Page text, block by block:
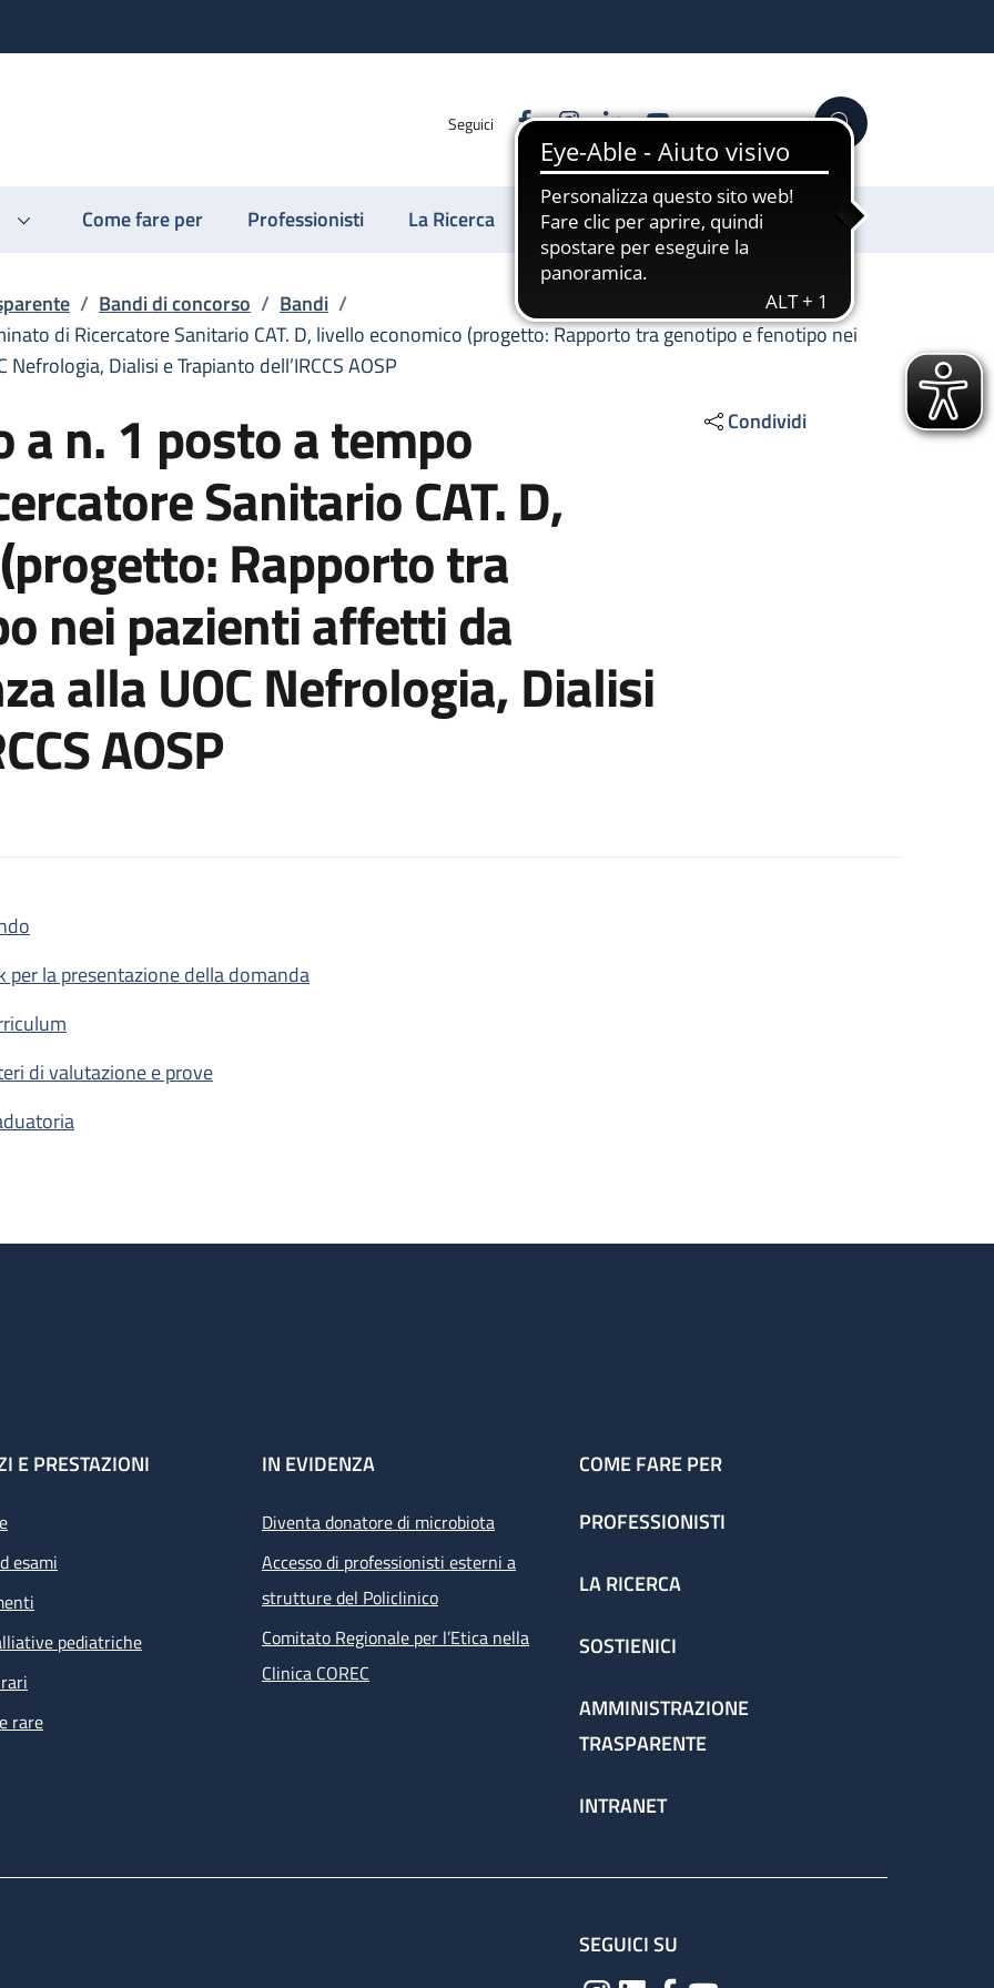
Seguici FacebookInstagram
LinkedinYouTube Cerca
Come fare per Professionisti La Ricerca Sostienici
/ Bandi di concorso / Bandi /
di Ricercatore Sanitario CAT. D, livello economico (progetto: Rapporto tra genotipo e fenotipo nei
Dialisi e Trapianto dell’IRCCS AOSP
a n. 1 posto a tempo
Sanitario CAT. D,
Rapporto tra
nei pazienti affetti da
alla UOC Nefrologia, Dialisi
AOSP
Condividi
a tempo determinato di Ricercatore Sanitario CAT. D, livello economico (progetto: Rapporto tra genotipo e fenotipo nei
per la presentazione della domanda
di valutazione e prove
E PRESTAZIONI
esami
pediatriche
rare
IN EVIDENZA
Diventa donatore di microbiota
Accesso di professionisti esterni a
strutture del Policlinico
Comitato Regionale per l’Etica nella
Clinica COREC
COME FARE PER
PROFESSIONISTI
LA RICERCA
SOSTIENICI
AMMINISTRAZIONE
TRASPARENTE
INTRANET
SEGUICI SU